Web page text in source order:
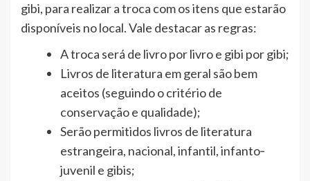
gibi, para realizar a troca com os itens que estarão
disponíveis no local. Vale destacar as regras:
A troca será de livro por livro e gibi por gibi;
Livros de literatura em geral são bem
aceitos (seguindo o critério de
conservação e qualidade);
Serão permitidos livros de literatura
estrangeira, nacional, infantil, infanto‐
juvenil e gibis;